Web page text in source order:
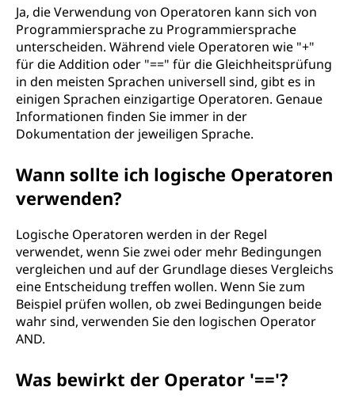
Ja, die Verwendung von Operatoren kann sich von
Programmiersprache zu Programmiersprache
unterscheiden. Während viele Operatoren wie "+"
für die Addition oder "==" für die Gleichheitsprüfung
in den meisten Sprachen universell sind, gibt es in
einigen Sprachen einzigartige Operatoren. Genaue
Informationen finden Sie immer in der
Dokumentation der jeweiligen Sprache.
Wann sollte ich logische Operatoren
verwenden?
Logische Operatoren werden in der Regel
verwendet, wenn Sie zwei oder mehr Bedingungen
vergleichen und auf der Grundlage dieses Vergleichs
eine Entscheidung treffen wollen. Wenn Sie zum
Beispiel prüfen wollen, ob zwei Bedingungen beide
wahr sind, verwenden Sie den logischen Operator
AND.
Was bewirkt der Operator '=='?